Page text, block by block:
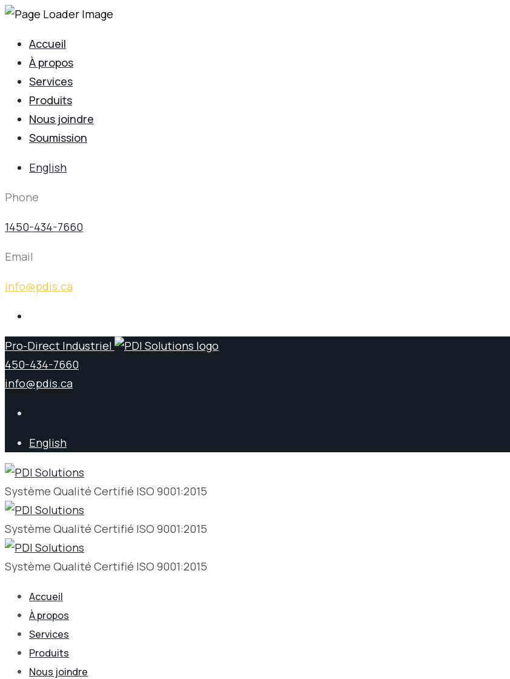
Accueil
À propos
Services
Produits
Nous joindre
Soumission
English
Phone
1450-434-7660
Email
info@pdis.ca
Pro-Direct Industriel
450-434-7660
info@pdis.ca
English
Système Qualité Certifié ISO 9001:2015
Système Qualité Certifié ISO 9001:2015
Système Qualité Certifié ISO 9001:2015
Accueil
À propos
Services
Produits
Nous joindre